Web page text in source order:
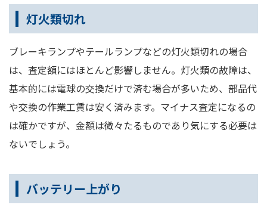
灯火類切れ
ブレーキランプやテールランプなどの灯火類切れの場合
は、査定額にはほとんど影響しません。灯火類の故障は、
基本的には電球の交換だけで済む場合が多いため、部品代
や交換の作業工賃は安く済みます。マイナス査定になるの
は確かですが、金額は微々たるものであり気にする必要は
ないでしょう。
バッテリー上がり